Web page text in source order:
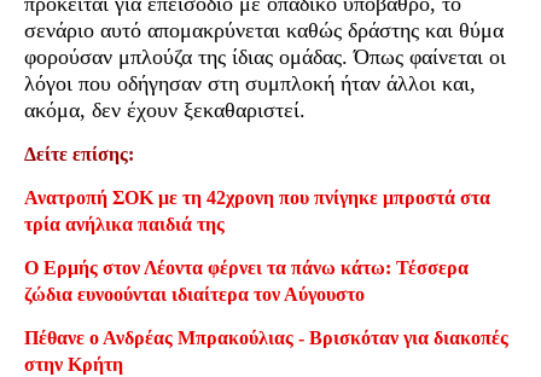
σενάριο αυτό απομακρύνεται καθώς δράστης και θύμα
φορούσαν μπλούζα της ίδιας ομάδας. Όπως φαίνεται οι
λόγοι που οδήγησαν στη συμπλοκή ήταν άλλοι και,
ακόμα, δεν έχουν ξεκαθαριστεί.
Δείτε επίσης:
Ανατροπή ΣΟΚ με τη 42χρονη που πνίγηκε μπροστά στα
τρία ανήλικα παιδιά της
Ο Ερμής στον Λέοντα φέρνει τα πάνω κάτω: Τέσσερα
ζώδια ευνοούνται ιδιαίτερα τον Αύγουστο
Πέθανε ο Ανδρέας Μπρακούλιας - Βρισκόταν για διακοπές
στην Κρήτη